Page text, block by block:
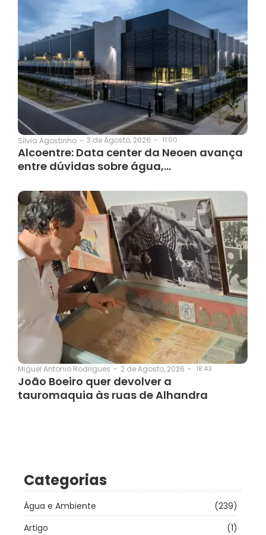
Silvia Agostinho - 3 de Agosto, 2026 - 11:00
Alcoentre: Data center da Neoen avança
entre dúvidas sobre água,…
Miguel Antonio Rodrigues - 2 de Agosto, 2026 - 18:43
João Boeiro quer devolver a
tauromaquia às ruas de Alhandra
Categorias
Água e Ambiente
(239)
Artigo
(1)